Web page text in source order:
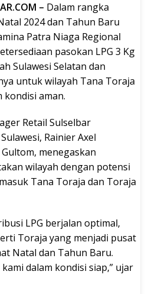
– Dalam rangka
2024 dan Tahun Baru
Patra Niaga Regional
pasokan LPG 3 Kg
Sulawesi Selatan dan
untuk wilayah Tana Toraja
kondisi aman.
Retail Sulselbar
Rainier Axel
menegaskan
wilayah dengan potensi
Tana Toraja dan Toraja
LPG berjalan optimal,
Toraja yang menjadi pusat
Natal dan Tahun Baru.
dalam kondisi siap,” ujar